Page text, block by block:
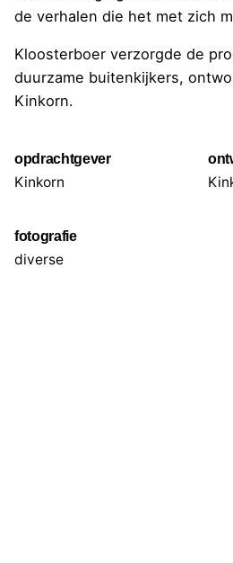
de verhalen die het met zich
Kloosterboer verzorgde de
duurzame buitenkijkers,
Kinkorn.
opdrachtgever
Kinkorn
fotografie
diverse